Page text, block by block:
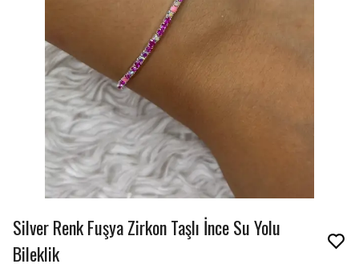
Silver Renk Fuşya Zirkon Taşlı İnce Su Yolu
Bileklik